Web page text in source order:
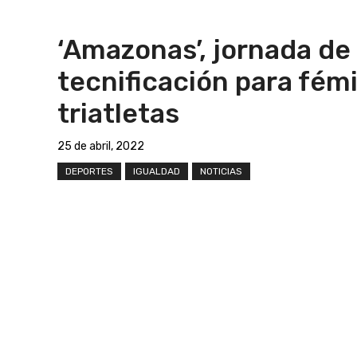
‘Amazonas’, jornada de
tecnificación para
triatletas
25 de abril, 2022
DEPORTES IGUALDAD NOTICIAS